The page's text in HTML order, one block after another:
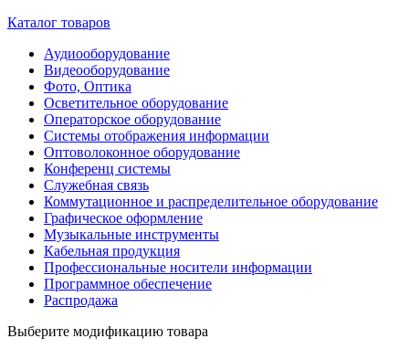
Каталог товаров
Аудиооборудование
Видеооборудование
Фото, Оптика
Осветительное оборудование
Операторское оборудование
Системы отображения информации
Оптоволоконное оборудование
Конференц системы
Служебная связь
Коммутационное и распределительное оборудование
Графическое оформление
Музыкальные инструменты
Кабельная продукция
Профессиональные носители информации
Программное обеспечение
Распродажа
Выберите модификацию товара